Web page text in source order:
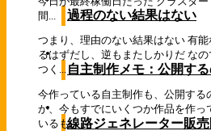
間...
過程のない結果はない
つまり、理由のない結果はない 有
るはずだし、逆もまたしかりだ な
つく... 自主制作メモ：公開す
今作っている自主制作も、公開する
か、今もすでにいくつか作品を作っ
いるも...線路ジェネレーター販売